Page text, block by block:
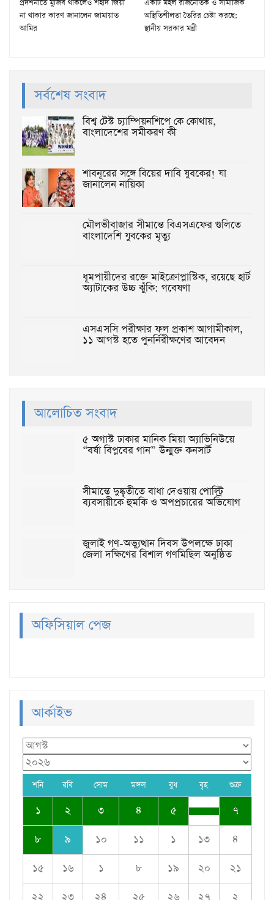
প্রদর্শনীতে মুজিব থাকলেও শহীদ জিয়া
না থাকার কারণ জানালেন জামায়াত
আমির
একটি মহল রাজনৈতিক ও সামাজিক
অস্থিতিশীলতা তৈরির চেষ্টা করছে:
স্থানীয় সরকার মন্ত্রী
সর্বশেষ সংবাদ
বিশ্ব টেস্ট চ্যাম্পিয়নশিপে কে কোথায়,
বাংলাদেশের সমীকরণ কী
শাবনূরের সঙ্গে বিয়ের দাবি যুবকের! যা
জানালেন নায়িকা
মৌলভীবাজার সীমান্তে বিএসএফের গুলিতে
বাংলাদেশি যুবকের মৃত্যু
ধূমপায়ীদের রক্তে মাইক্রোপ্লাস্টিক, রয়েছে হার্ট
অ্যাটাকের উচ্চ ঝুঁকি: গবেষণা
এসএসসি পরীক্ষার ফল প্রকাশ আগামীকাল,
১১ আগস্ট হতে পুনর্নিরীক্ষণের আবেদন
আলোচিত সংবাদ
৫ অগাস্ট ঢাকার মানিক মিয়া অ্যাভিনিউয়ে
“বর্ষা বিপ্লবের গান” উন্মুক্ত কনসার্ট
সীমান্তে দুষ্কৃতীতে বাধা দেওয়ায় পোল্ট্রি
ব্যবসায়ীকে হুমকি ও অপপ্রচারের অভিযোগ
জুলাই গণ-অভ্যুত্থান দিবস উপলক্ষে ঢাকা
জেলা দক্ষিণের বিশাল গণমিছিল অনুষ্ঠিত
অফিসিয়াল পেজ
আর্কাইভ
শনি রবি সোম মঙ্গল বুধ বৃহ শুক্র
১ ২ ৩ ৪ ৫ ৭
৮ ৯ ১০ ১১ ১ ১৩ ৪
১৫ ১৬ ১ ৮ ১৯ ২০ ২১
২২ ২৩ ২৪ ২৫ ২৬ ২৭ ২